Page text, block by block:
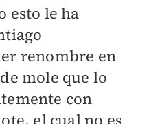
esto le ha
renombre en
mole que lo
con